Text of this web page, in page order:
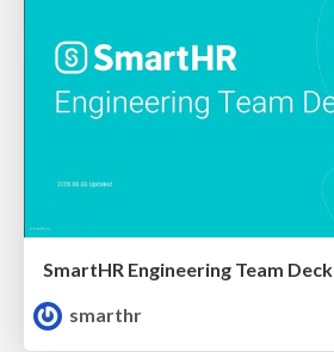
SmartHR Engineering Team Deck
smarthr